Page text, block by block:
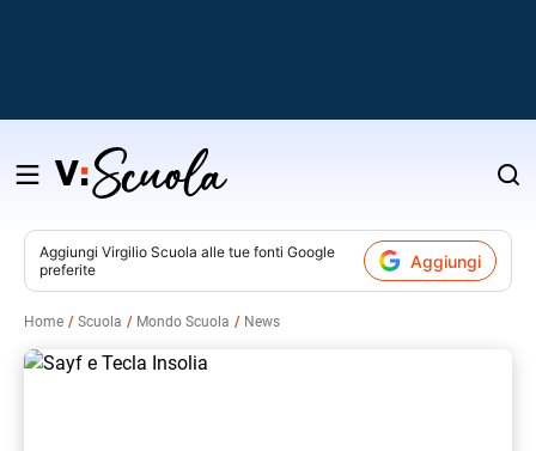
Salta
contenuto
Aggiungi Virgilio Scuola alle tue fonti Google
preferite
Aggiungi
Home Scuola Mondo Scuola News